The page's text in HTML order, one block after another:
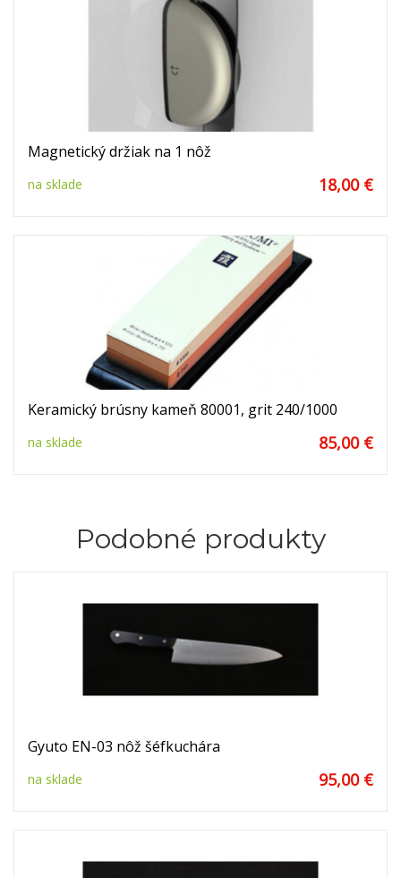
Magnetický držiak na 1 nôž
na sklade 18,00 €
Keramický brúsny kameň 80001, grit 240/1000
na sklade 85,00 €
Podobné produkty
Gyuto EN-03 nôž šéfkuchára
na sklade 95,00 €